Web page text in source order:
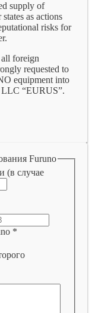
supply of
as actions
risks for
foreign
requested to
equipment into
LLC “EURUS”.
Furuno
(в случае
*